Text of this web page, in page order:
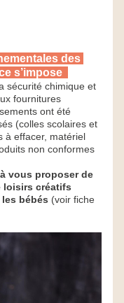
s’impose
sécurité chimique et
fournitures
ont été
(colles scolaires et
à effacer, matériel
non conformes
vous proposer de
loisirs créatifs
bébés (voir fiche